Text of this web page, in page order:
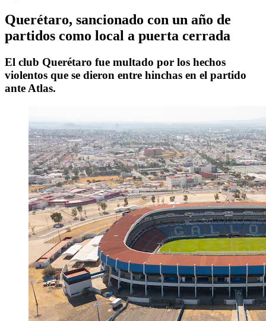
Querétaro, sancionado con un año de
partidos como local a puerta cerrada
El club Querétaro fue multado por los hechos
violentos que se dieron entre hinchas en el partido
ante Atlas.